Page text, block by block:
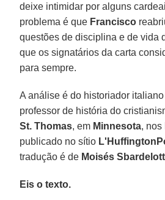
deixe intimidar por alguns
problema é que Francisco
questões de disciplina e de vida
que os signatários da carta
para sempre.
A análise é do historiador italiano
professor de história do
St. Thomas, em Minnesota, nos
publicado no sítio
tradução é de Moisés
Eis o texto.